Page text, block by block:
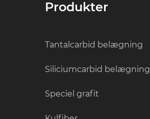
Produkter
Tantalcarbid belægning
Siliciumcarbid belægning
Speciel grafit